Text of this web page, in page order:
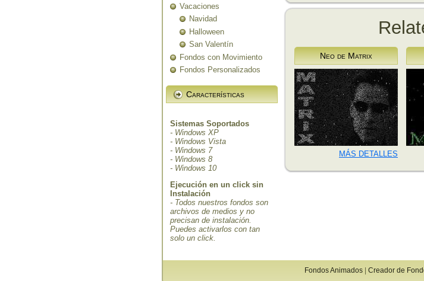
Vacaciones
Navidad
Halloween
San Valentín
Fondos con Movimiento
Fondos Personalizados
Características
Sistemas Soportados
- Windows XP
- Windows Vista
- Windows 7
- Windows 8
- Windows 10
Ejecución en un click sin
Instalación
- Todos nuestros fondos son
archivos de medios y no
precisan de instalación.
Puedes activarlos con tan
solo un click.
Neo de Matrix
MÁS DETALLES
Fondos Animados | Creador de